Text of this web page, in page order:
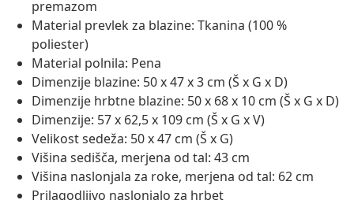
premazom
Material prevlek za blazine: Tkanina (100 %
poliester)
Material polnila: Pena
Dimenzije blazine: 50 x 47 x 3 cm (Š x G x D)
Dimenzije hrbtne blazine: 50 x 68 x 10 cm (Š x G x D)
Dimenzije: 57 x 62,5 x 109 cm (Š x G x V)
Velikost sedeža: 50 x 47 cm (Š x G)
Višina sedišča, merjena od tal: 43 cm
Višina naslonjala za roke, merjena od tal: 62 cm
Prilagodljivo naslonjalo za hrbet